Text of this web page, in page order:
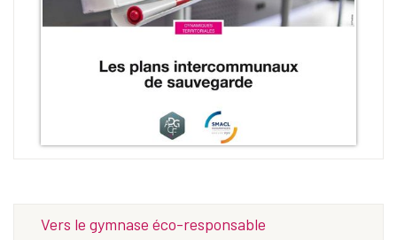
Vers le gymnase éco-responsable